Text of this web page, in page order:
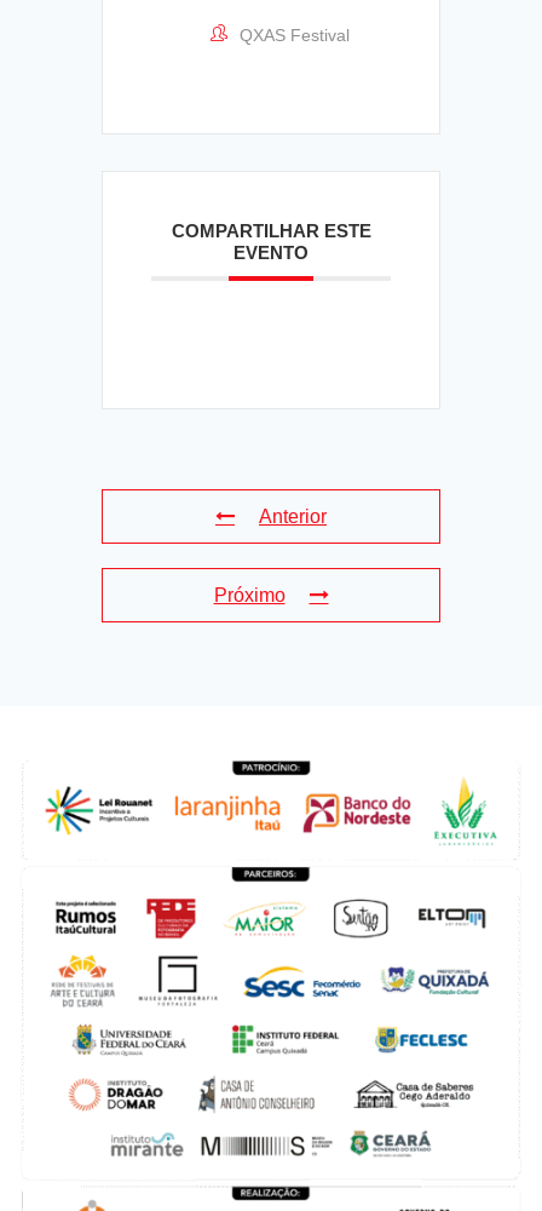
QXAS Festival
COMPARTILHAR ESTE
EVENTO
Anterior
Próximo